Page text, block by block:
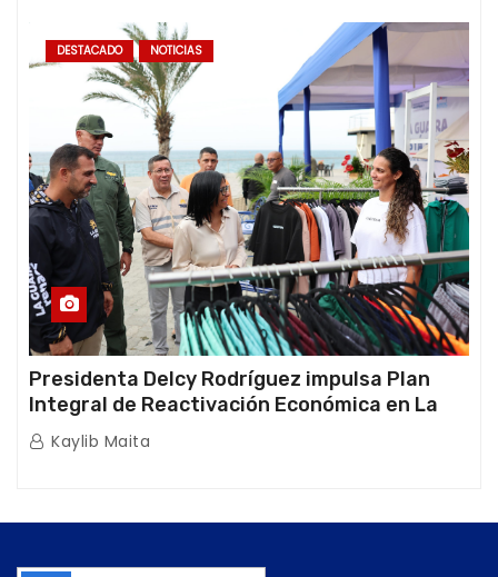
DESTACADO NOTICIAS
Presidenta Delcy Rodríguez impulsa Plan
Integral de Reactivación Económica en La
Guaira
Kaylib Maita